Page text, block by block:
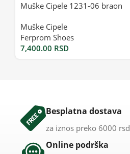
Muške Cipele 1231-06 braon
Muške Cipele
Ferprom Shoes
7,400.00 RSD
Besplatna dostava
za iznos preko 6000 rsd
Online podrška